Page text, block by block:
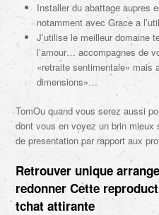
Installer du abattage aupres
notamment avec Grace a
J’utilise le meilleur domaine
l’amour… accompagnes de
«retraite sentimentale» mais
dimensions»…
TomOu quand vous serez aussi
dont vous en voyez un brin
de presentation par rapport aux
Retrouver unique
redonner Cette
tchat attirante